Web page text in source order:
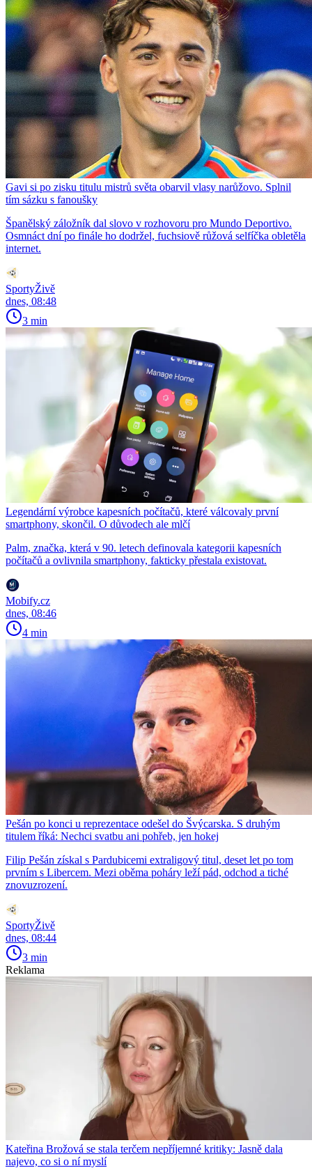
Gavi si po zisku titulu mistrů světa obarvil vlasy narůžovo. Splnil
tím sázku s fanoušky
Španělský záložník dal slovo v rozhovoru pro Mundo Deportivo.
Osmnáct dní po finále ho dodržel, fuchsiově růžová selfíčka obletěla
internet.
SportyŽivě
dnes, 08:48
3 min
Legendární výrobce kapesních počítačů, které válcovaly první
smartphony, skončil. O důvodech ale mlčí
Palm, značka, která v 90. letech definovala kategorii kapesních
počítačů a ovlivnila smartphony, fakticky přestala existovat.
Mobify.cz
dnes, 08:46
4 min
Pešán po konci u reprezentace odešel do Švýcarska. S druhým
titulem říká: Nechci svatbu ani pohřeb, jen hokej
Filip Pešán získal s Pardubicemi extraligový titul, deset let po tom
prvním s Libercem. Mezi oběma poháry leží pád, odchod a tiché
znovuzrození.
SportyŽivě
dnes, 08:44
3 min
Reklama
Kateřina Brožová se stala terčem nepříjemné kritiky: Jasně dala
najevo, co si o ní myslí